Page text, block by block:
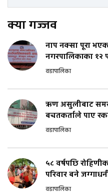
क्या गज्जव
नाप नक्सा पूरा
नगरपालिकाका १२
वडापालिका
ऋण असुलीबाट
बचतकर्ताले पाए
वडापालिका
५८ वर्षपछि
परिवार बने
वडापालिका